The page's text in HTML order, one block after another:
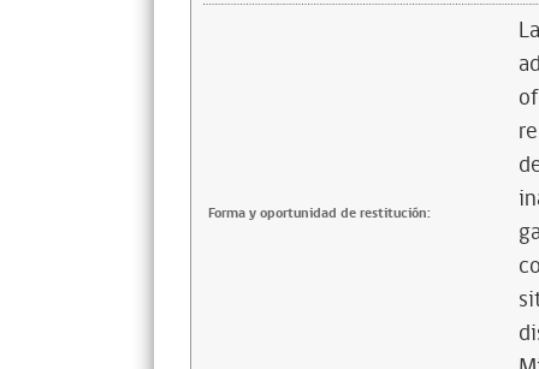
Forma y oportunidad de restitución: